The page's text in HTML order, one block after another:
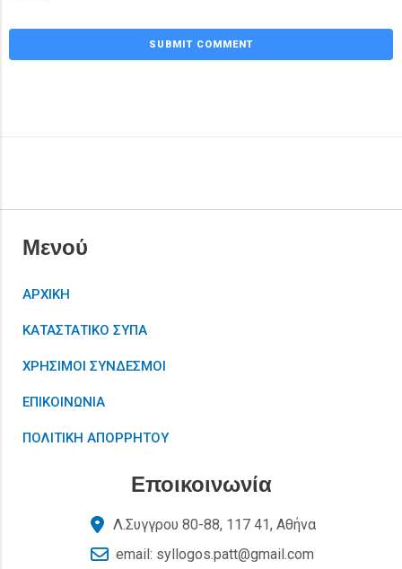
Μενού
ΑΡΧΙΚΗ
ΚΑΤΑΣΤΑΤΙΚΟ ΣΥΠΑ
ΧΡΗΣΙΜΟΙ ΣΥΝΔΕΣΜΟΙ
ΕΠΙΚΟΙΝΩΝΙΑ
ΠΟΛΙΤΙΚΗ ΑΠΟΡΡΗΤΟΥ
Εποικοινωνία
Λ.Συγγρου 80-88, 117 41, Αθήνα
email: syllogos.patt@gmail.com